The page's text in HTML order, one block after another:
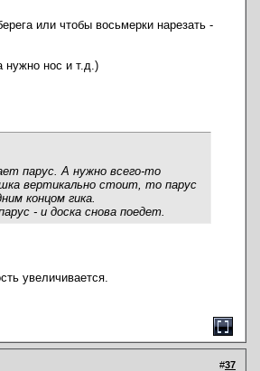
или чтобы восьмерки нарезать -
нужно нос и т.д.)
парус. А нужно всего-то
вертикально стоит, то парус
концом гика.
- и доска снова поедет.
увеличивается.
#37